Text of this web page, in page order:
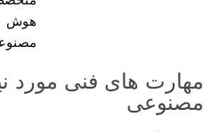
هوش
مهارت های فنی مورد
مصنوعی